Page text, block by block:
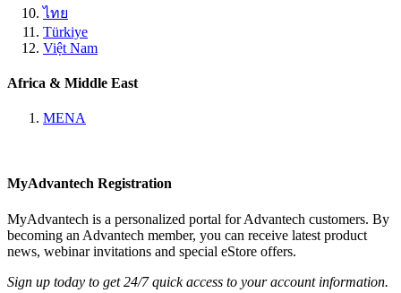
ไทย
Türkiye
Việt Nam
Africa & Middle East
MENA
MyAdvantech Registration
MyAdvantech is a personalized portal for Advantech customers. By
becoming an Advantech member, you can receive latest product
news, webinar invitations and special eStore offers.
Sign up today to get 24/7 quick access to your account information.